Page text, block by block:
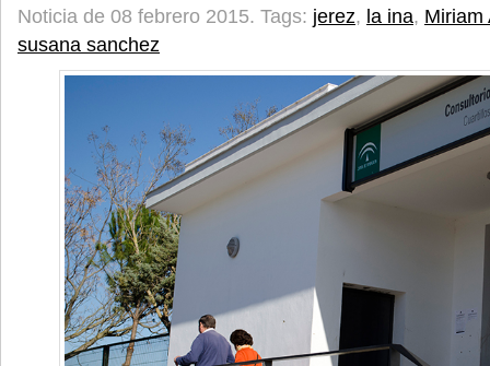
Noticia de 08 febrero 2015. Tags: jerez, la ina, Miriam
susana sanchez